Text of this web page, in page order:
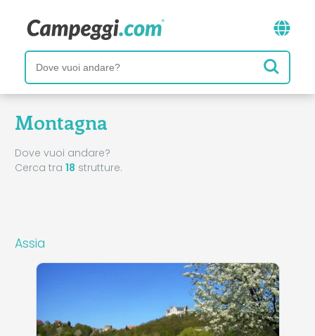
Montagna
Dove vuoi andare?
Cerca tra 18 strutture.
Assia